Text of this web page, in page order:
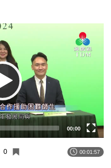
00:00
0 00:01:57